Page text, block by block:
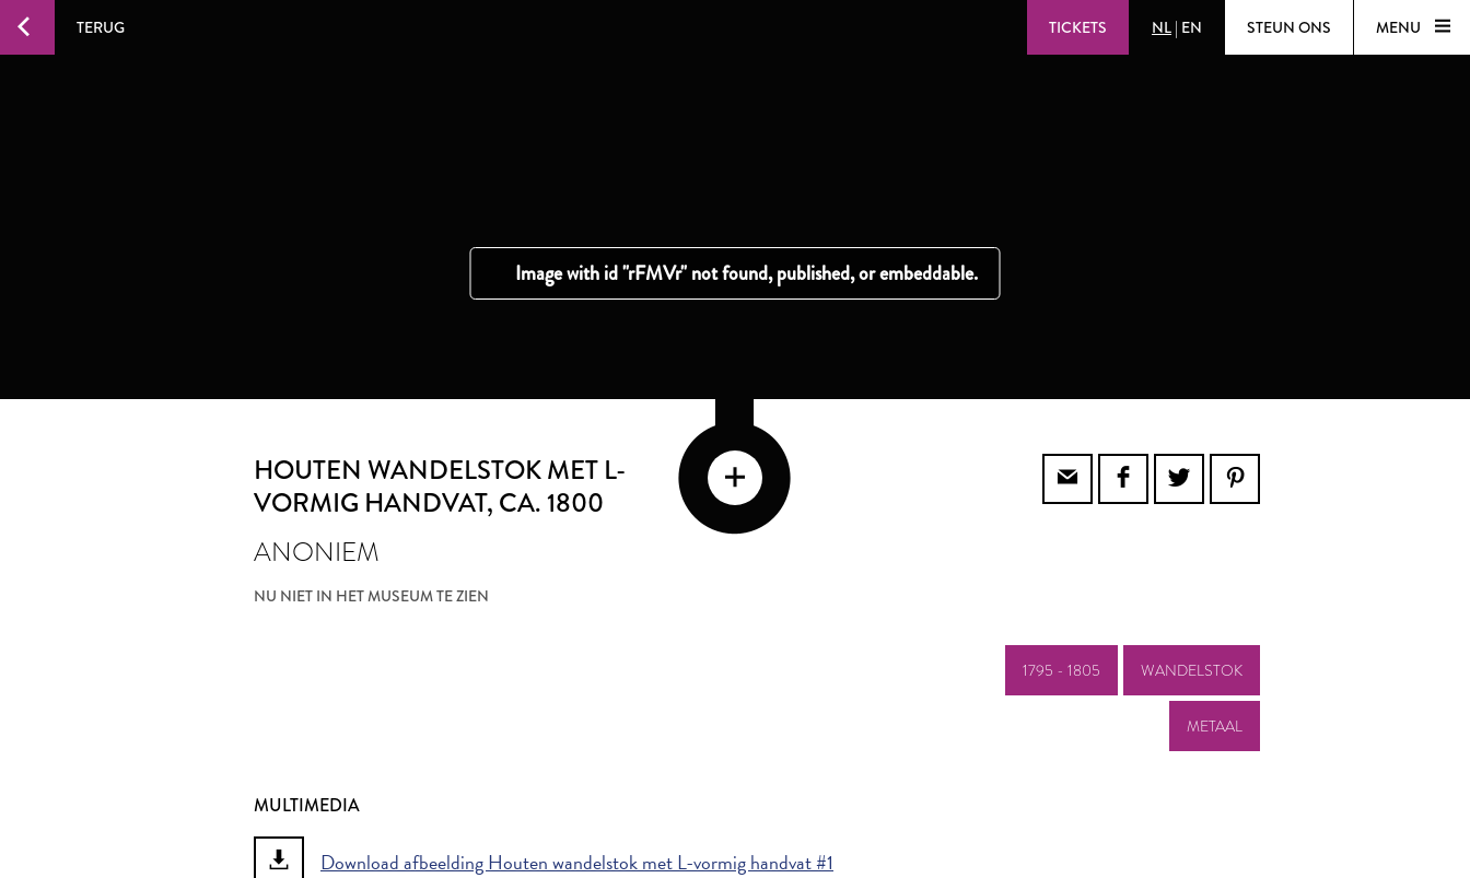
TERUG TICKETS NL | EN STEUN ONS MENU
HOUTEN WANDELSTOK MET L-
VORMIG HANDVAT, CA. 1800
ANONIEM
NU NIET IN HET MUSEUM TE ZIEN
1795 - 1805 WANDELSTOK
METAAL
MULTIMEDIA
Download afbeelding Houten wandelstok met L-vormig handvat #1